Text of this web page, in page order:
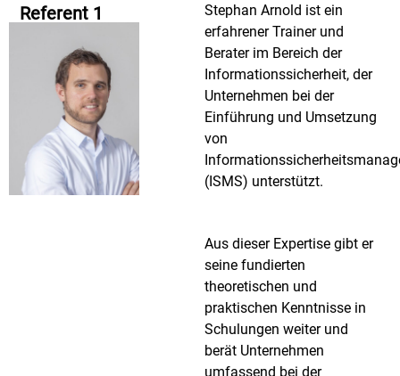
Referent 1
Stephan Arnold ist ein
erfahrener Trainer und
Berater im Bereich der
Informationssicherheit, der
Unternehmen bei der
Einführung und Umsetzung
von
(ISMS) unterstützt.
Aus dieser Expertise gibt er
seine fundierten
theoretischen und
praktischen Kenntnisse in
Schulungen weiter und
berät Unternehmen
umfassend bei der